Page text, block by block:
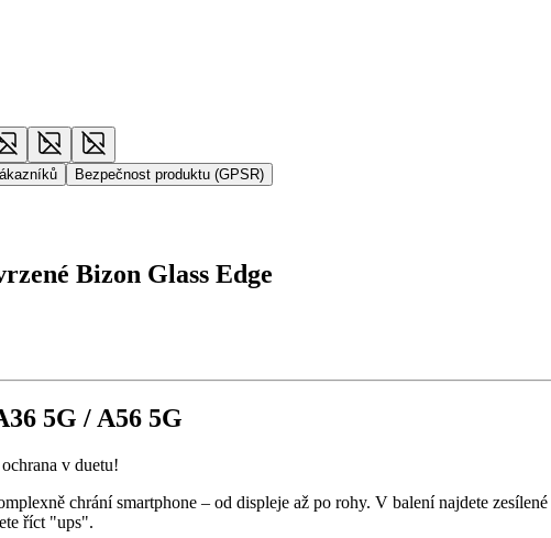
Bezpečnost produktu (GPSR)
Bizon Glass Edge
5G / A56 5G
v duetu!
chrání smartphone – od displeje až po rohy. V balení najdete zesílené
říct "ups".